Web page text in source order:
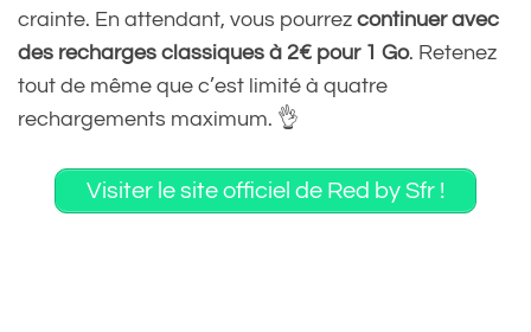
crainte. En attendant, vous pourrez continuer avec
des recharges classiques à 2€ pour 1 Go. Retenez
tout de même que c’est limité à quatre
rechargements maximum. 👌
Visiter le site officiel de Red by Sfr !